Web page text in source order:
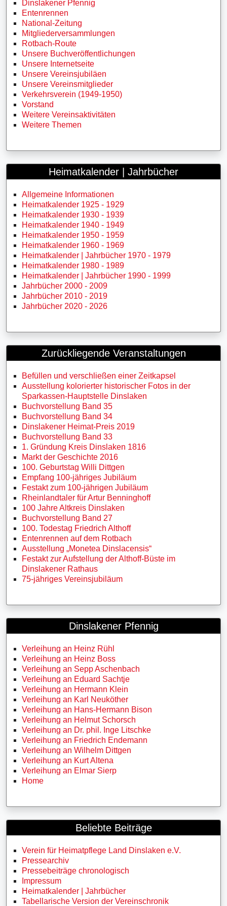
Dinslakener Pfennig
Entenrennen
National-Zeitung
Mitgliederversammlungen
Rotbach-Route
Unsere Buchveröffentlichungen
Unsere Internetseite
Unsere Vereinsjubiläen
Unsere Vereinsmitglieder
Verkehrsverein (1949-1950)
Vorstand
Weitere Vereinsaktivitäten
Weitere Themen
Heimatkalender | Jahrbücher
Allgemeine Informationen
Heimatkalender 1925 - 1929
Heimatkalender 1930 - 1939
Heimatkalender 1940 - 1949
Heimatkalender 1950 - 1959
Heimatkalender 1960 - 1969
Heimatkalender | Jahrbücher 1970 - 1979
Heimatkalender 1980 - 1989
Heimatkalender | Jahrbücher 1990 - 1999
Jahrbücher 2000 - 2009
Jahrbücher 2010 - 2019
Jahrbücher 2020 - 2026
Zurückliegende Veranstaltungen
Befüllen und verschließen einer Zeitkapsel
Ausstellung kolorierter historischer Fotos in der
Sparkassen-Hauptstelle Dinslaken
Buchvorstellung Band 35
Buchvorstellung Band 34
Dinslakener Heimat-Preis 2019
Buchvorstellung Band 33
1. Gründung Kreis Dinslaken 1816
Markt der Geschichte 2016
100. Geburtstag Willi Dittgen
Empfang 100-jähriges Jubiläum
Festakt zum 100-jährigen Jubiläum
Rheinlandtaler für Artur Benninghoff
100 Jahre Altkreis Dinslaken
Buchvorstellung Band 27
100. Todestag Friedrich Althoff
Entenrennen auf dem Rotbach
Ausstellung „Monetea Dinslacensis“
Festakt zur Aufstellung der Althoff-Büste im
Dinslakener Rathaus
75-jähriges Vereinsjubiläum
Dinslakener Pfennig
Verleihung an Heinz Rühl
Verleihung an Heinz Boss
Verleihung an Sepp Aschenbach
Verleihung an Eduard Sachtje
Verleihung an Hermann Klein
Verleihung an Karl Neuköther
Verleihung an Hans-Hermann Bison
Verleihung an Helmut Schorsch
Verleihung an Dr. phil. Inge Litschke
Verleihung an Friedrich Endemann
Verleihung an Wilhelm Dittgen
Verleihung an Kurt Altena
Verleihung an Elmar Sierp
Home
Beliebte Beiträge
Verein für Heimatpflege Land Dinslaken e.V.
Pressearchiv
Pressebeiträge chronologisch
Impressum
Heimatkalender | Jahrbücher
Tabellarische Version der Vereinschronik